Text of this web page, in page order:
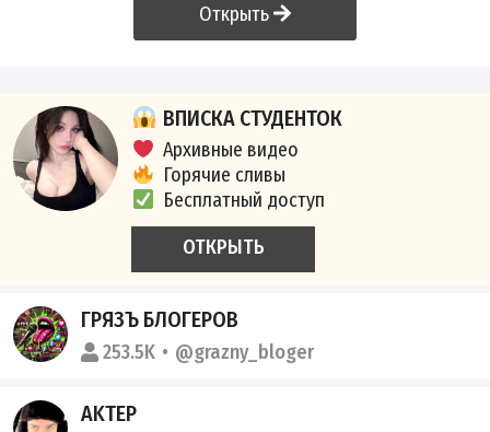
Открыть
ВПИСКА СТУДЕНТОК
Архивные видео
Горячие сливы
Бесплатный доступ
ОТКРЫТЬ
ГРЯЗЪ БЛОГЕРОВ
253.5K @grazny_bloger
AKTEP